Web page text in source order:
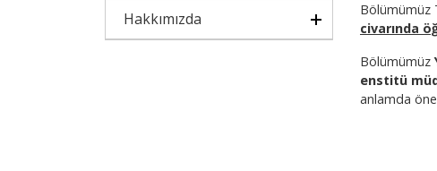
Hakkımızda
Bölümümüz
civarında
Bölümümüz
enstitü
anlamda